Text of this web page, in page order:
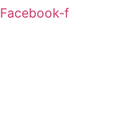
Facebook-f